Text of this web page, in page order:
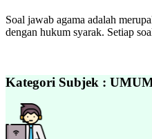
Soal jawab agama adalah
dengan hukum syarak. Setiap
Kategori Subjek :